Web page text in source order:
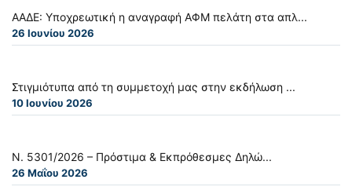
ΑΑΔΕ: Υποχρεωτική η αναγραφή ΑΦΜ πελάτη στα απλ...
26 Ιουνίου 2026
Στιγμιότυπα από τη συμμετοχή μας στην εκδήλωση ...
10 Ιουνίου 2026
Ν. 5301/2026 – Πρόστιμα & Εκπρόθεσμες Δηλώ...
26 Μαΐου 2026